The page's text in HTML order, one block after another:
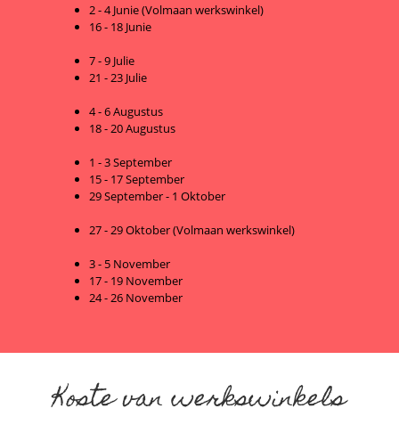
2 - 4 Junie (Volmaan werkswinkel)
16 - 18 Junie
7 - 9 Julie
21 - 23 Julie
4 - 6 Augustus
18 - 20 Augustus
1 - 3 September
15 - 17 September
29 September - 1 Oktober
27 - 29 Oktober (Volmaan werkswinkel)
3 - 5 November
17 - 19 November
24 - 26 November
Koste van werkswinkels